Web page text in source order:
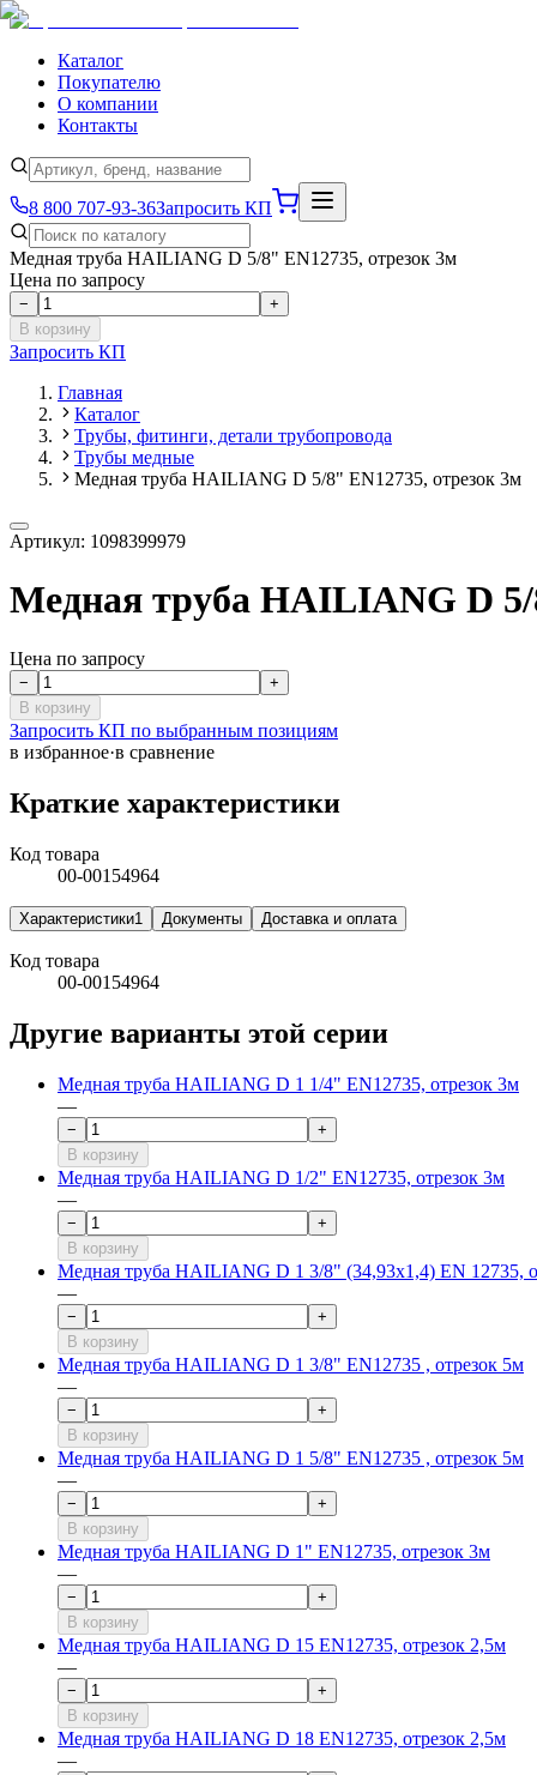
Каталог
Покупателю
О компании
Контакты
8 800 707-93-36Запросить КП
Медная труба HAILIANG D 5/8" EN12735, отрезок 3м
Цена по запросу
−
+
В корзину
Запросить КП
Главная
Каталог
Трубы, фитинги, детали трубопровода
Трубы медные
Медная труба HAILIANG D 5/8" EN12735, отрезок 3м
Артикул: 1098399979
Медная труба HAILIANG D 5/
Цена по запросу
−
+
В корзину
Запросить КП по выбранным позициям
в избранное·в сравнение
Краткие характеристики
Код товара
00-00154964
Характеристики1 Документы Доставка и оплата
Код товара
00-00154964
Другие варианты этой серии
Медная труба HAILIANG D 1 1/4" EN12735, отрезок 3м
—
−
+
В корзину
Медная труба HAILIANG D 1/2" EN12735, отрезок 3м
—
−
+
В корзину
Медная труба HAILIANG D 1 3/8" (34,93х1,4) EN 12735,
—
−
+
В корзину
Медная труба HAILIANG D 1 3/8" EN12735 , отрезок 5м
—
−
+
В корзину
Медная труба HAILIANG D 1 5/8" EN12735 , отрезок 5м
—
−
+
В корзину
Медная труба HAILIANG D 1" EN12735, отрезок 3м
—
−
+
В корзину
Медная труба HAILIANG D 15 EN12735, отрезок 2,5м
—
−
+
В корзину
Медная труба HAILIANG D 18 EN12735, отрезок 2,5м
—